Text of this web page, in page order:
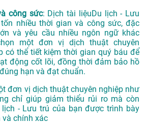
công sức: Dịch tài liệuDu lịch - Lưu
nhiều thời gian và công sức, đặc
và yêu cầu nhiều ngôn ngữ khác
một đơn vị dịch thuật chuyên
có thể tiết kiệm thời gian quý báu để
động cốt lõi, đồng thời đảm bảo hồ
hạn và đạt chuẩn.
đơn vị dịch thuật chuyên nghiệp như
chỉ giúp giảm thiểu rủi ro mà còn
- Lưu trú của bạn được trình bày
và chính xác